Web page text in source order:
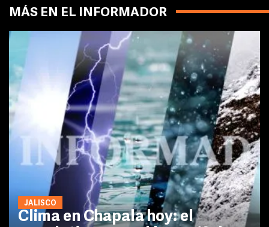
MÁS EN EL INFORMADOR
JALISCO
Clima en Chapala hoy: el